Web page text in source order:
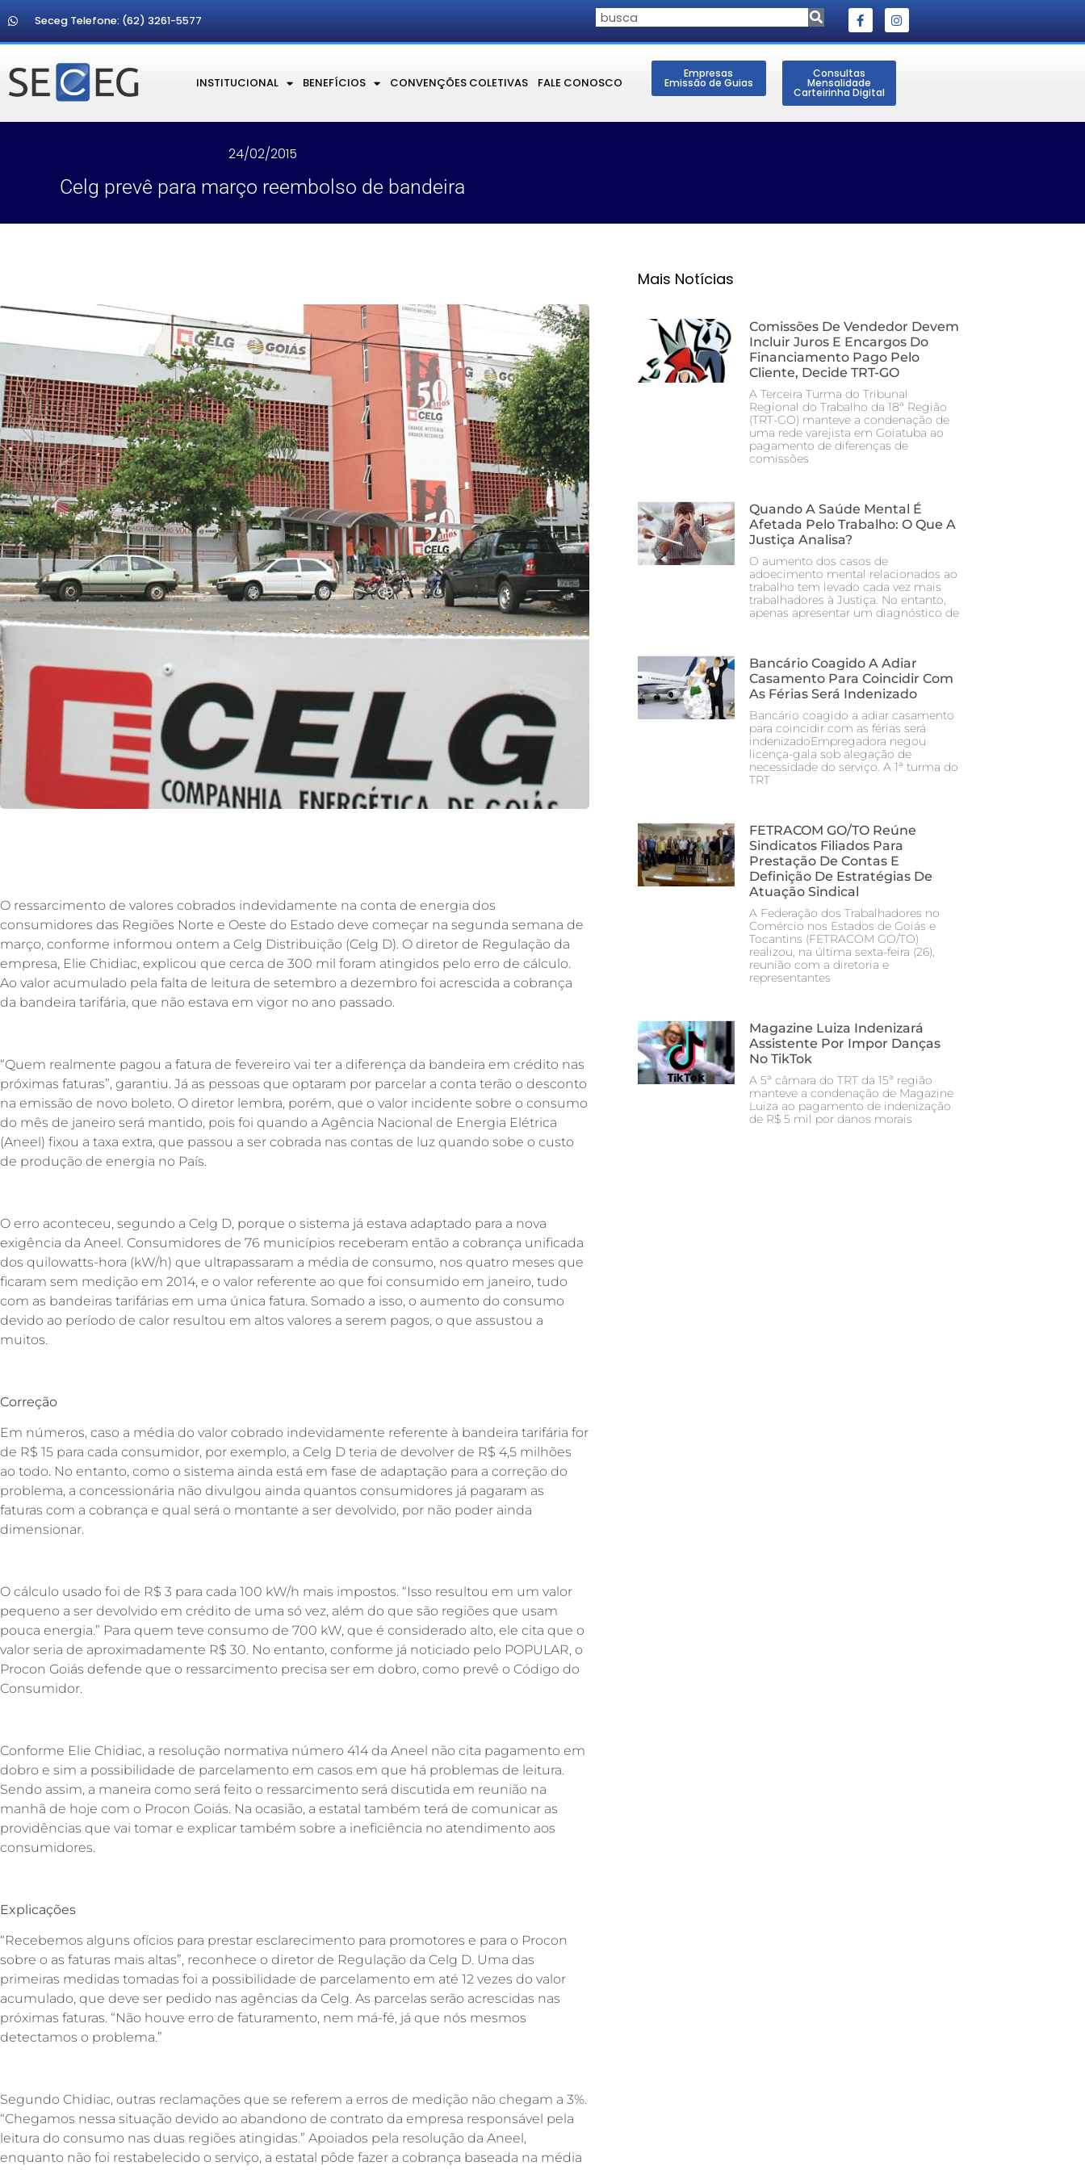
Seceg Telefone: (62) 3261-5577
INSTITUCIONAL BENEFÍCIOS CONVENÇÕES COLETIVAS FALE CONOSCO
Empresas
Emissão de Guias
Consultas
Mensalidade
Carteirinha Digital
24/02/2015
Celg prevê para março reembolso de bandeira
O ressarcimento de valores cobrados indevidamente na conta de energia dos
consumidores das Regiões Norte e Oeste do Estado deve começar na segunda semana de
março, conforme informou ontem a Celg Distribuição (Celg D). O diretor de Regulação da
empresa, Elie Chidiac, explicou que cerca de 300 mil foram atingidos pelo erro de cálculo.
Ao valor acumulado pela falta de leitura de setembro a dezembro foi acrescida a cobrança
da bandeira tarifária, que não estava em vigor no ano passado.
“Quem realmente pagou a fatura de fevereiro vai ter a diferença da bandeira em crédito nas
próximas faturas”, garantiu. Já as pessoas que optaram por parcelar a conta terão o desconto
na emissão de novo boleto. O diretor lembra, porém, que o valor incidente sobre o consumo
do mês de janeiro será mantido, pois foi quando a Agência Nacional de Energia Elétrica
(Aneel) fixou a taxa extra, que passou a ser cobrada nas contas de luz quando sobe o custo
de produção de energia no País.
O erro aconteceu, segundo a Celg D, porque o sistema já estava adaptado para a nova
exigência da Aneel. Consumidores de 76 municípios receberam então a cobrança unificada
dos quilowatts-hora (kW/h) que ultrapassaram a média de consumo, nos quatro meses que
ficaram sem medição em 2014, e o valor referente ao que foi consumido em janeiro, tudo
com as bandeiras tarifárias em uma única fatura. Somado a isso, o aumento do consumo
devido ao período de calor resultou em altos valores a serem pagos, o que assustou a
muitos.
Correção
Em números, caso a média do valor cobrado indevidamente referente à bandeira tarifária for
de R$ 15 para cada consumidor, por exemplo, a Celg D teria de devolver de R$ 4,5 milhões
ao todo. No entanto, como o sistema ainda está em fase de adaptação para a correção do
problema, a concessionária não divulgou ainda quantos consumidores já pagaram as
faturas com a cobrança e qual será o montante a ser devolvido, por não poder ainda
dimensionar.
O cálculo usado foi de R$ 3 para cada 100 kW/h mais impostos. “Isso resultou em um valor
pequeno a ser devolvido em crédito de uma só vez, além do que são regiões que usam
pouca energia.” Para quem teve consumo de 700 kW, que é considerado alto, ele cita que o
valor seria de aproximadamente R$ 30. No entanto, conforme já noticiado pelo POPULAR, o
Procon Goiás defende que o ressarcimento precisa ser em dobro, como prevê o Código do
Consumidor.
Conforme Elie Chidiac, a resolução normativa número 414 da Aneel não cita pagamento em
dobro e sim a possibilidade de parcelamento em casos em que há problemas de leitura.
Sendo assim, a maneira como será feito o ressarcimento será discutida em reunião na
manhã de hoje com o Procon Goiás. Na ocasião, a estatal também terá de comunicar as
providências que vai tomar e explicar também sobre a ineficiência no atendimento aos
consumidores.
Explicações
“Recebemos alguns ofícios para prestar esclarecimento para promotores e para o Procon
sobre o as faturas mais altas”, reconhece o diretor de Regulação da Celg D. Uma das
primeiras medidas tomadas foi a possibilidade de parcelamento em até 12 vezes do valor
acumulado, que deve ser pedido nas agências da Celg. As parcelas serão acrescidas nas
próximas faturas. “Não houve erro de faturamento, nem má-fé, já que nós mesmos
detectamos o problema.”
Segundo Chidiac, outras reclamações que se referem a erros de medição não chegam a 3%.
“Chegamos nessa situação devido ao abandono de contrato da empresa responsável pela
leitura do consumo nas duas regiões atingidas.” Apoiados pela resolução da Aneel,
enquanto não foi restabelecido o serviço, a estatal pôde fazer a cobrança baseada na média
Mais Notícias
Comissões De Vendedor Devem
Incluir Juros E Encargos Do
Financiamento Pago Pelo
Cliente, Decide TRT-GO
A Terceira Turma do Tribunal
Regional do Trabalho da 18ª Região
(TRT-GO) manteve a condenação de
uma rede varejista em Goiatuba ao
pagamento de diferenças de
comissões
Quando A Saúde Mental É
Afetada Pelo Trabalho: O Que A
Justiça Analisa?
O aumento dos casos de
adoecimento mental relacionados ao
trabalho tem levado cada vez mais
trabalhadores à Justiça. No entanto,
apenas apresentar um diagnóstico de
Bancário Coagido A Adiar
Casamento Para Coincidir Com
As Férias Será Indenizado
Bancário coagido a adiar casamento
para coincidir com as férias será
indenizadoEmpregadora negou
licença-gala sob alegação de
necessidade do serviço. A 1ª turma do
TRT
FETRACOM GO/TO Reúne
Sindicatos Filiados Para
Prestação De Contas E
Definição De Estratégias De
Atuação Sindical
A Federação dos Trabalhadores no
Comércio nos Estados de Goiás e
Tocantins (FETRACOM GO/TO)
realizou, na última sexta-feira (26),
reunião com a diretoria e
representantes
Magazine Luiza Indenizará
Assistente Por Impor Danças
No TikTok
A 5ª câmara do TRT da 15ª região
manteve a condenação de Magazine
Luiza ao pagamento de indenização
de R$ 5 mil por danos morais